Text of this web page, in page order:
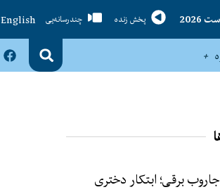
پخش زنده چندرسانه‌یی
English
جاروب برقی؛ ابتکار دختری